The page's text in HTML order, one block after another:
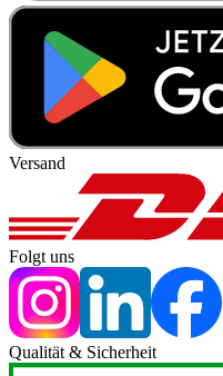
Versand
Folgt uns
Qualität & Sicherheit